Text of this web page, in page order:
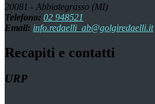
20081 - Abbiategrasso (MI)
Telefono: 02 948521
Email: info.redaelli_ab@golgiredaelli.it
Recapiti e contatti
URP